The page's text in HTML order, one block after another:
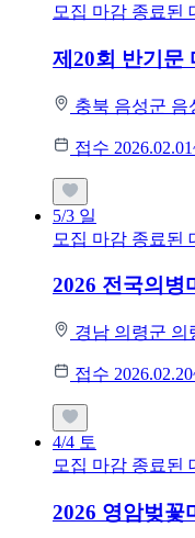
모집 마감 종료된
제20회 반기문
충북 음성군 음
접수
5/3 일
모집 마감 종료된
2026 전국의병
경남 의령군 의
접수
4/4 토
모집 마감 종료된
2026 영암벚꽃